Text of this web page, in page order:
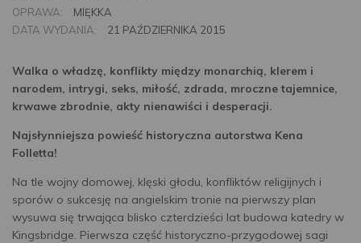
OPRAWA:
MIĘKKA
DATA WYDANIA:
21 PAŹDZIERNIKA 2015
Walka o władzę, konflikty między monarchią, klerem i
narodem, intrygi, seks, miłość, zdrada, mroczne tajemnice,
krwawe zbrodnie, akty nienawiści i desperacji.
Najsłynniejsza powieść historyczna autorstwa Kena
Folletta!
Na tle wojny domowej, klęski głodu, konfliktów religijnych i
sporów o sukcesję na angielskim tronie na pierwszy plan
wysuwa się trwająca blisko czterdzieści lat budowa katedry w
Kingsbridge. Pierwsza część historyczno-przygodowej sagi